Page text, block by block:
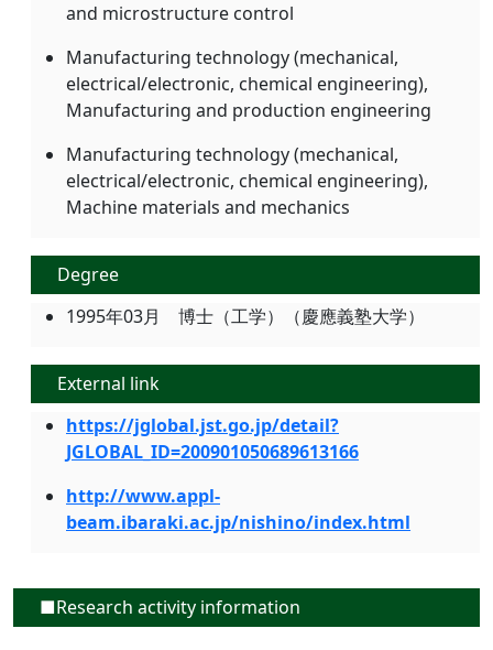
and microstructure control
Manufacturing technology (mechanical,
electrical/electronic, chemical engineering),
Manufacturing and production engineering
Manufacturing technology (mechanical,
electrical/electronic, chemical engineering),
Machine materials and mechanics
Degree
1995年03月 博士（工学）（慶應義塾大学）
External link
https://jglobal.jst.go.jp/detail?
JGLOBAL_ID=200901050689613166
http://www.appl-
beam.ibaraki.ac.jp/nishino/index.html
■Research activity information